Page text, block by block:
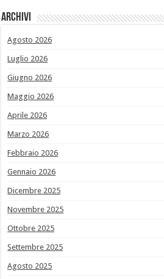
Archivi
Agosto 2026
Luglio 2026
Giugno 2026
Maggio 2026
Aprile 2026
Marzo 2026
Febbraio 2026
Gennaio 2026
Dicembre 2025
Novembre 2025
Ottobre 2025
Settembre 2025
Agosto 2025